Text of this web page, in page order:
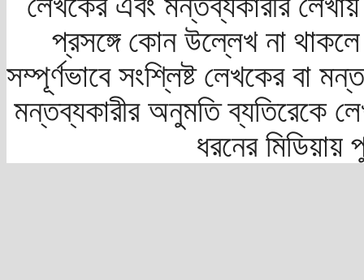
প্রসঙ্গে কোন উল্লেখ না
সম্পূর্ণভাবে সংশ্লিষ্ট লেখকের বা
মন্তব্যকারীর অনুমতি ব্যতিরেকে
ধরনের মিডিয়ায়